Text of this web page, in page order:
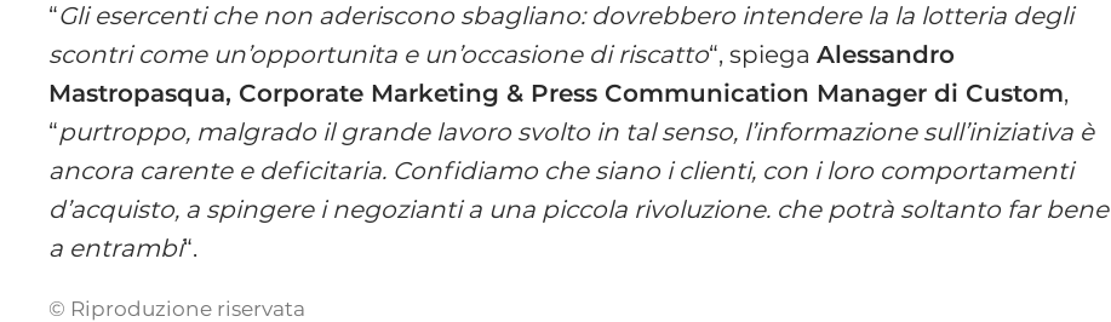
“Gli esercenti che non aderiscono sbagliano: dovrebbero intendere la la lotteria degli
scontri come un’opportunita e un’occasione di riscatto“, spiegaAlessandro
Mastropasqua, Corporate Marketing & Press Communication Manager di Custom,
“purtroppo, malgrado il grande lavoro svolto in tal senso, l’informazione sull’iniziativa è
ancora carente e deficitaria. Confidiamo che siano i clienti, con i loro comportamenti
d’acquisto, a spingere i negozianti a una piccola rivoluzione. che potrà soltanto far bene
a entrambi“.
© Riproduzione riservata